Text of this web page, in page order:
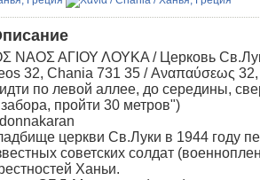
ΝΑΟΣ ΑΓΙΟΥ ΛΟΥΚΑ / Церковь
32, Chania 731 35 / Αναπαύσεως 32,
по левой аллее, до середины,
пройти 30 метров")
церкви Св.Луки в 1944 году
советских солдат
Ханьи.